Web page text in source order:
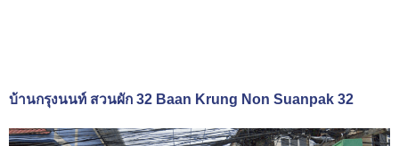
บ้านกรุงนนท์ สวนผัก 32 Baan Krung Non Suanpak 32